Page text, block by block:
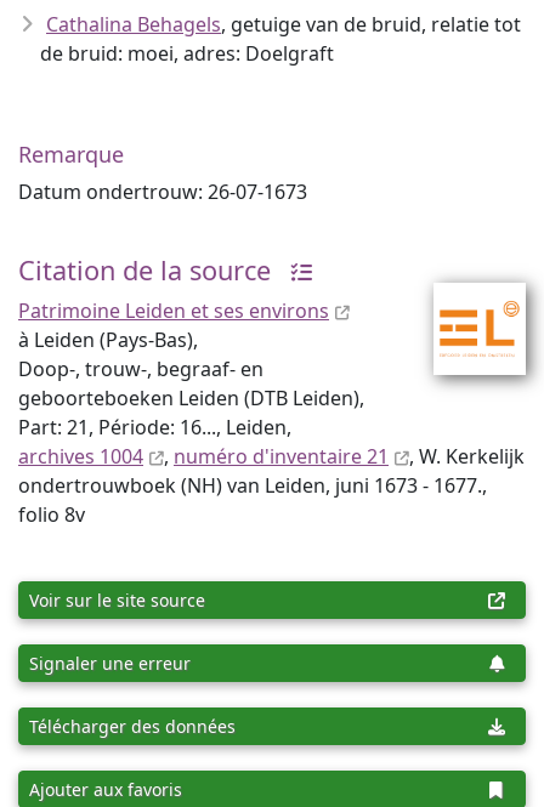
Cathalina Behagels, getuige van de bruid, relatie tot
de bruid: moei, adres: Doelgraft
Remarque
Datum ondertrouw: 26-07-1673
Citation de la source
Patrimoine Leiden et ses environs
à Leiden (Pays-Bas),
Doop-, trouw-, begraaf- en
geboorteboeken Leiden (DTB Leiden),
Part: 21, Période: 16..., Leiden,
archives 1004
, numéro d'inventaire 21
, W. Kerkelijk
ondertrouwboek (NH) van Leiden, juni 1673 - 1677.,
folio 8v
Voir sur le site source
Signaler une erreur
Télécharger des données
Ajouter aux favoris